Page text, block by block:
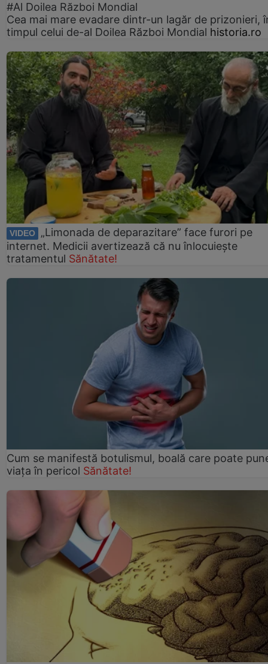
#Al Doilea Război Mondial
Cea mai mare evadare dintr-un lagăr de prizonieri,
timpul celui de-al Doilea Război Mondial historia.ro
VIDEO
„Limonada de deparazitare” face furori pe
internet. Medicii avertizează că nu înlocuiește
tratamentul Sănătate!
Cum se manifestă botulismul, boală care poate
viaţa în pericol Sănătate!